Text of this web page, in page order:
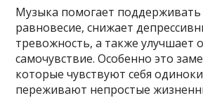
Музыка помогает
равновесие, снижает
тревожность, а также улучшает
самочувствие. Особенно это
которые чувствуют себя
переживают непростые